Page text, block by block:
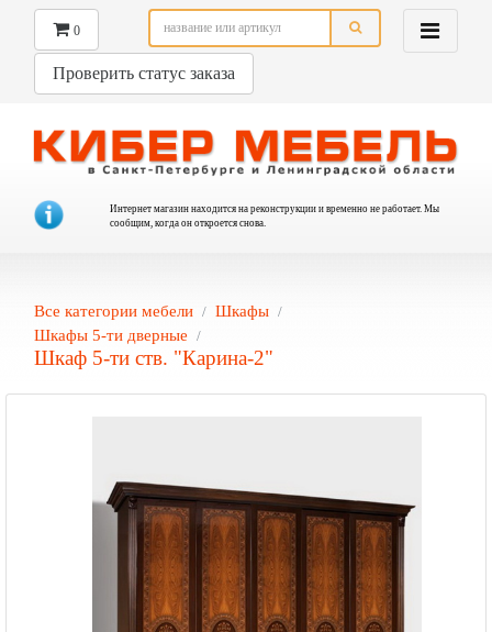
0
Проверить статус заказа
Интернет магазин находится на реконструкции и временно не работает. Мы
сообщим, когда он откроется снова.
Все категории мебели
Шкафы
Шкафы 5-ти дверные
Шкаф 5-ти ств. "Карина-2"